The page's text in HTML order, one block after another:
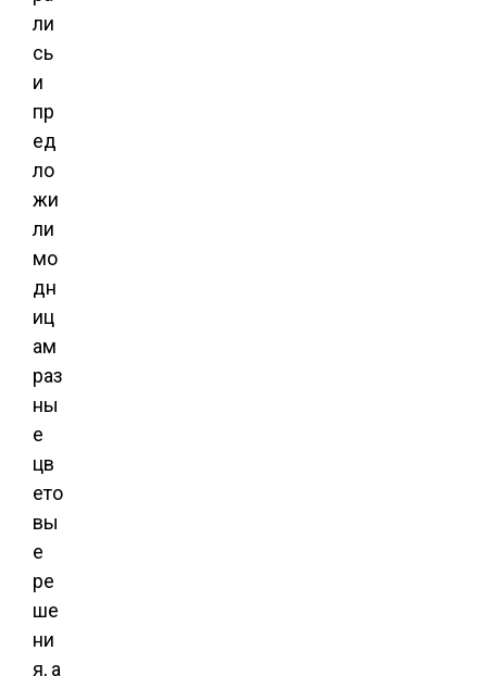
ли
сь
и
пр
ед
ло
жи
ли
мо
дн
иц
ам
раз
ны
е
цв
ето
вы
е
ре
ше
ни
я, а